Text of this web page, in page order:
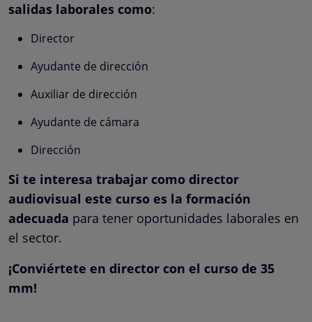
salidas laborales como:
Director
Ayudante de dirección
Auxiliar de dirección
Ayudante de cámara
Dirección
Si te interesa trabajar como director
audiovisual este curso es la formación
adecuada para tener oportunidades laborales en
el sector.
¡Conviértete en director con el curso de 35
mm!